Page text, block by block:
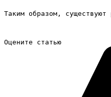
Таким образом,
Оцените статью